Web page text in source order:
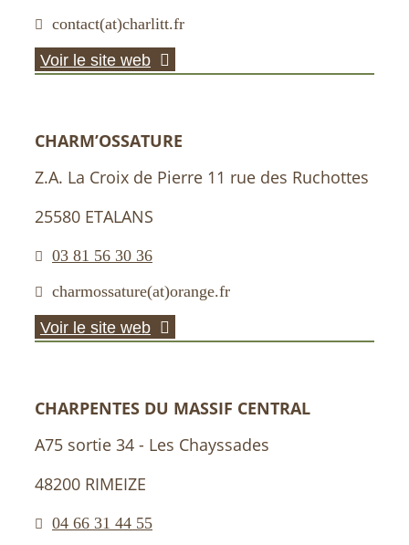
contact(at)charlitt.fr
Voir le site web
CHARM’OSSATURE
Z.A. La Croix de Pierre 11 rue des Ruchottes
25580 ETALANS
03 81 56 30 36
charmossature(at)orange.fr
Voir le site web
CHARPENTES DU MASSIF CENTRAL
A75 sortie 34 - Les Chayssades
48200 RIMEIZE
04 66 31 44 55